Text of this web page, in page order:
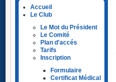
Accueil
Le Club
Le Mot du Président
Le Comité
Plan d'accés
Tarifs
Inscription
Formulaire
Certificat Médical